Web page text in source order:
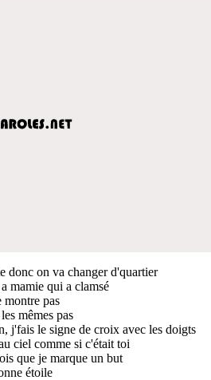
donc on va changer d'quartier
mamie qui a clamsé
montre pas
mêmes pas
j'fais le signe de croix avec les doigts
ciel comme si c'était toi
que je marque un but
étoile